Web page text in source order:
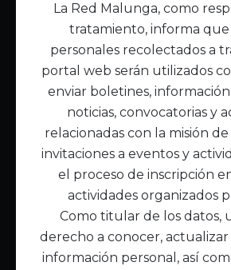
Acepto lapolítica de
Enlaces Principales
Inicio
Acerca de Malunga
Nuestra misión
Quiénes somos
Enlaces de interés
Publicaciones
Noticias
Contáctanos
La Red Malunga, como
tratamiento, informa que
personales recolectados a
portal web serán utilizados
enviar boletines,
noticias, convocatorias y
relacionadas con la misión
invitaciones a eventos y
el proceso de inscripción
actividades organizados
Como titular de los datos,
derecho a conocer,
información personal, así